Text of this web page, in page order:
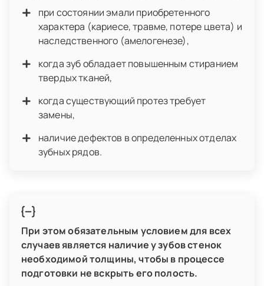
при состоянии эмали приобретенного
характера (кариесе, травме, потере цвета) и
наследственного (амелогенезе),
когда зуб обладает повышенным стиранием
твердых тканей,
когда существующий протез требует
замены,
наличие дефектов в определенных отделах
зубных рядов.
При этом обязательным условием для всех
случаев является наличие у зубов стенок
необходимой толщины, чтобы в процессе
подготовки не вскрыть его полость.